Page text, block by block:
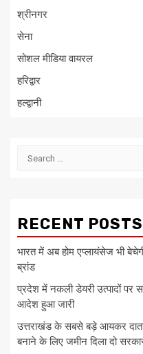
श्रीनगर
सेना
सोशल मीडिया वायरल
हरिद्वार
हल्द्वानी
Search
RECENT POSTS
भारत में अब होम एप्लायंसेज भी
ब्रांड
प्रदेश में नकली डेयरी उत्पादों पर
आदेश हुआ जारी
उत्तराखंड के सबसे बड़े आयकर
बनाने के लिए जमीन दिला दो